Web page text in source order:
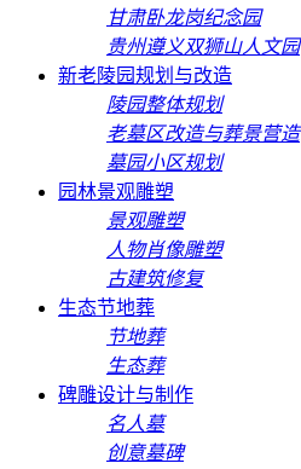
甘肃卧龙岗纪念园
贵州遵义双狮山人文园
新老陵园规划与改造
陵园整体规划
老墓区改造与葬景营造
墓园小区规划
园林景观雕塑
景观雕塑
人物肖像雕塑
古建筑修复
生态节地葬
节地葬
生态葬
碑雕设计与制作
名人墓
创意墓碑